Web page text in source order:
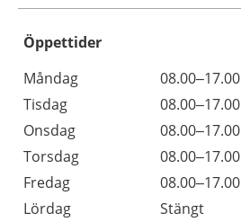
Öppettider
Dag
Öppettider
Kommentarer
Måndag
08.00–17.00
Tisdag
08.00–17.00
Onsdag
08.00–17.00
Torsdag
08.00–17.00
Fredag
08.00–17.00
Lördag
Stängt